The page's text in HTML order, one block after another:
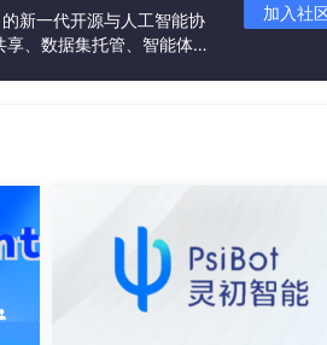
新一代开源与人工智能协
、数据集托管、智能体开
加入社